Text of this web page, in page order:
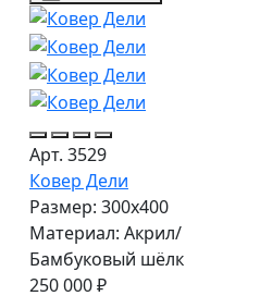
Арт. 3529
Ковер Дели
Размер: 300х400
Материал: Акрил/
Бамбуковый шёлк
250 000 ₽